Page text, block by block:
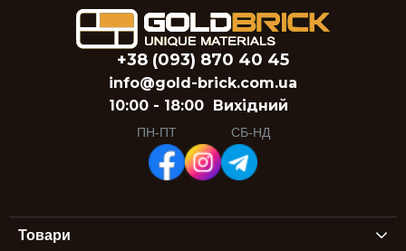
+38 (093) 870 40 45
info@gold-brick.com.ua
10:00 - 18:00
ПН-ПТ
Вихідний
СБ-НД
Товари